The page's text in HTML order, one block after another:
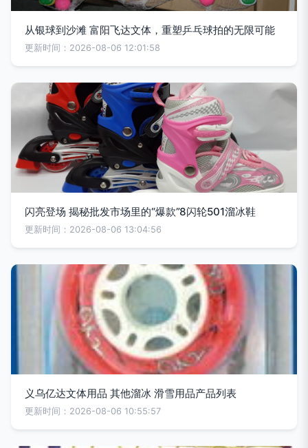
从银球到沙滩 富阳飞达文体，重塑乒乓球拍的无限可能
更新时间：2026-08-06 12:01:58
闪亮登场 揭秘批发市场里的“爆款”8闪轮501溜冰鞋
更新时间：2026-08-06 13:04:56
义乌亿达文体用品 其他溜冰 滑雪用品产品列表
更新时间：2026-08-06 10:55:57